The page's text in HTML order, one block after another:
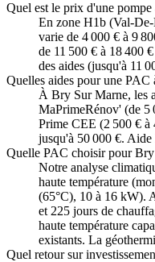
Quel est le prix d'une
En zone H1b (Val-
varie de 4 000 € à 9
de 11 500 € à 18 400
des aides (jusqu'à 11
Quelles aides pour une
À Bry Sur Marne, les
MaPrimeRénov' (de 5
Prime CEE (2 500 €
jusqu'à 50 000 €.
Quelle PAC choisir pour
Notre analyse
haute température
(65°C), 10 à 16 kW).
et 225 jours de
haute température
existants. La
Quel retour sur